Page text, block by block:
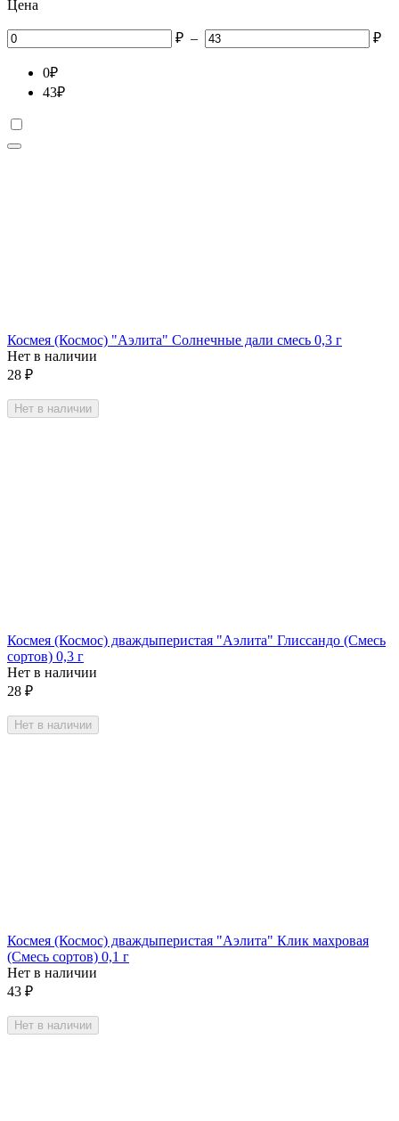
Цена
₽ – ₽
0₽
43₽
Космея (Космос) "Аэлита" Солнечные дали смесь 0,3 г
Нет в наличии
28 ₽
Нет в наличии
Космея (Космос) дваждыперистая "Аэлита" Глиссандо (Смесь
сортов) 0,3 г
Нет в наличии
28 ₽
Нет в наличии
Космея (Космос) дваждыперистая "Аэлита" Клик махровая
(Смесь сортов) 0,1 г
Нет в наличии
43 ₽
Нет в наличии